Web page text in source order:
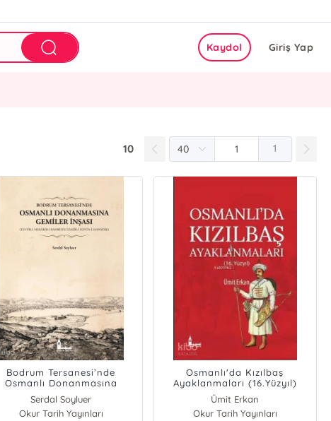
Giriş Yap
Kaydol
10 1
Bodrum Tersanesi’nde
Osmanlı Donanmasına
Gemiler İnşası;(Tevfîr-İ
Merâkib-İ Bahriyye Teksîr-İ
Süfün-İ Mansûre)
Serdal Soyluer
Okur Tarih Yayınları
Osmanlı'da Kızılbaş
Ayaklanmaları (16.Yüzyıl)
Ümit Erkan
Okur Tarih Yayınları